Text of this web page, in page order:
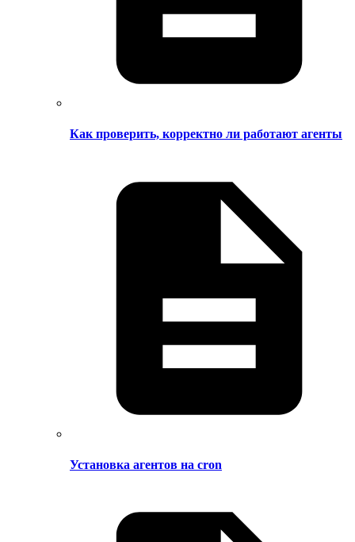
Как проверить, корректно ли работают агенты
Установка агентов на cron